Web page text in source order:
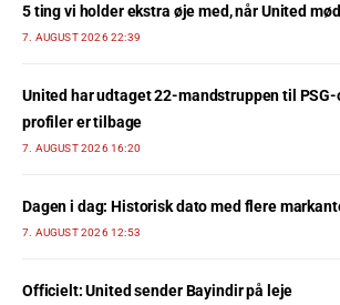
5 ting vi holder ekstra øje med, når United
7. AUGUST 2026 22:39
United har udtaget 22-mandstruppen til
profiler er tilbage
7. AUGUST 2026 16:20
Dagen i dag: Historisk dato med flere
7. AUGUST 2026 12:53
Officielt: United sender Bayindir på leje